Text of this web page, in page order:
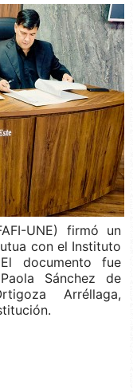
UNE) firmó un
con el Instituto
documento fue
Sánchez de
Arréllaga,